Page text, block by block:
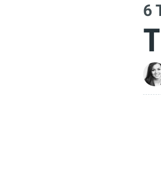
6